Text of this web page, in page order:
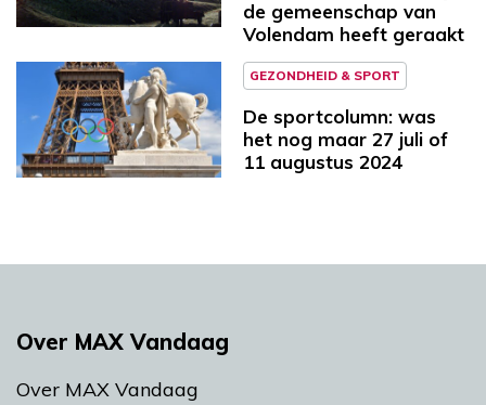
de gemeenschap van
Volendam heeft geraakt
GEZONDHEID & SPORT
De sportcolumn: was
het nog maar 27 juli of
11 augustus 2024
Over MAX Vandaag
Over MAX Vandaag